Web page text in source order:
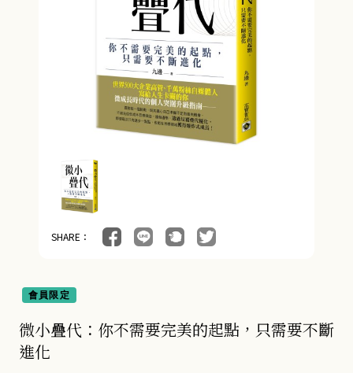
富爸爸專區 (16)
管理與領導 (4)
會計/統計 (3)
經濟／趨勢 (24)
醫療保健 (54)
親子教養 (14)
人文史哲 (74)
SHARE：
會員限定
微小疊代：你不需要完美的起點，只需要不斷
進化